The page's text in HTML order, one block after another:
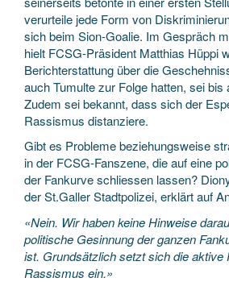
verurteile jede Form von
sich beim Sion-Goalie. Im Gespräch
hielt FCSG-Präsident Matthias Hüppi
Berichterstattung über die
auch Tumulte zur Folge hatten, sei bis
Zudem sei bekannt, dass sich der
Rassismus distanziere.
Gibt es Probleme beziehungsweise
in der FCSG-Fanszene, die auf eine
der Fankurve schliessen lassen?
der St.Galler Stadtpolizei, erklärt auf
«Nein. Wir haben keine Hinweise
politische Gesinnung der ganzen
ist. Grundsätzlich setzt sich die aktive
Rassismus ein.»